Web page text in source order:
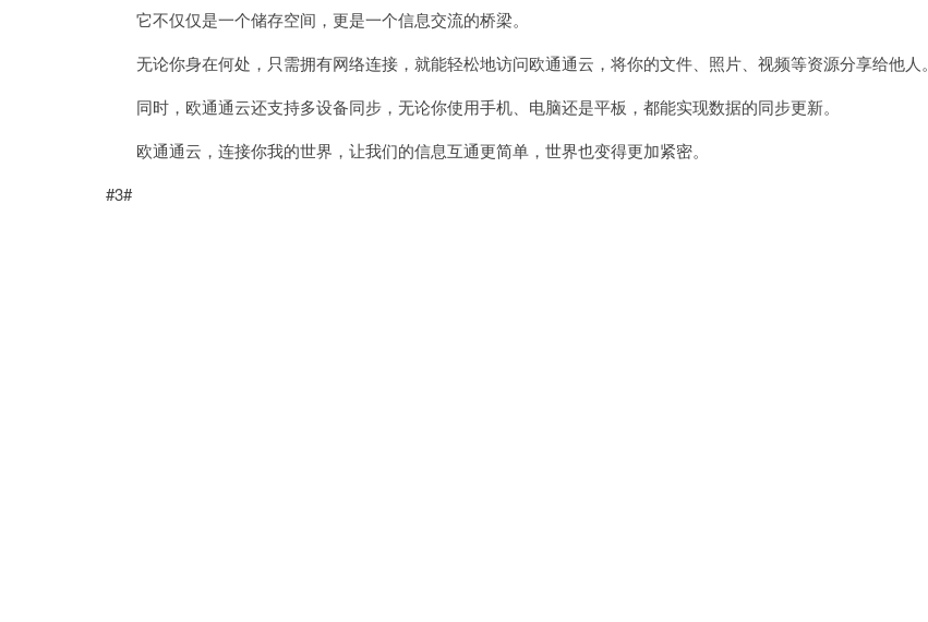
它不仅仅是一个储存空间，更是一个信息交流的桥梁。
无论你身在何处，只需拥有网络连接，就能轻松地访问欧通通云，将你的文件、照片、视频等资源分享给他人。
同时，欧通通云还支持多设备同步，无论你使用手机、电脑还是平板，都能实现数据的同步更新。
欧通通云，连接你我的世界，让我们的信息互通更简单，世界也变得更加紧密。
#3#